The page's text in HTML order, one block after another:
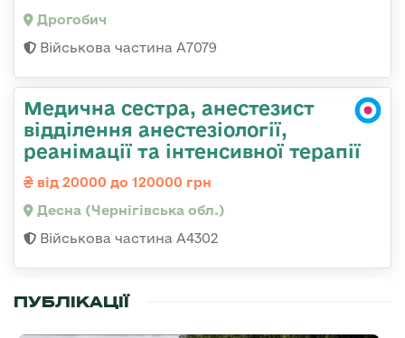
Дрогобич
Військова частина А7079
Медична сестра, анестезист
відділення анестезіології,
реанімації та інтенсивної терапії
від 20000 до 120000 грн
Десна (Чернігівська обл.)
Військова частина А4302
ПУБЛІКАЦІЇ